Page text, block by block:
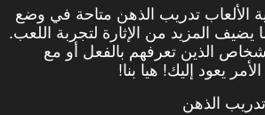
الألعاب تدريب الذهن متاحة في وضع
يضيف المزيد من الإثارة لتجربة اللعب.
الذين تعرفهم بالفعل أو مع
يعود إليك! هيا بنا!
الذهن